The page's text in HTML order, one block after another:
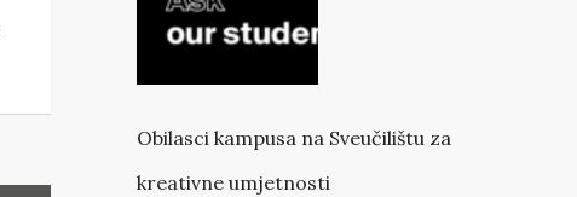
Obilasci kampusa na Sveučilištu za
kreativne umjetnosti